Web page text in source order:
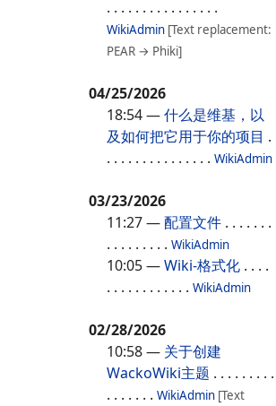
. . . . . . . . . . . . . . . .
WikiAdmin [Text replacement:
PEAR → Phiki]
04/25/2026
18:54—什么是维基，以
及如何把它用于你的项目 .
. . . . . . . . . . . . . . . WikiAdmin
03/23/2026
11:27—配置文件 . . . . . . .
. . . . . . . . . WikiAdmin
10:05—Wiki-格式化 . . . .
. . . . . . . . . . . . WikiAdmin
02/28/2026
10:58— 关于创建
WackoWiki主题 . . . . . . . . .
. . . . . . . WikiAdmin [Text